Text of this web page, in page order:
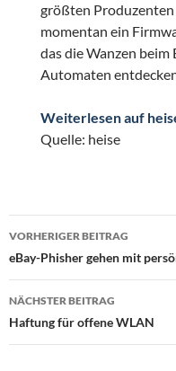
größten
momentan ein
das die Wanzen beim
Automaten
Weiterlesen auf
Quelle: heise
VORHERIGER BEITRAG
eBay-Phisher gehen mit
NÄCHSTER BEITRAG
Haftung für offene WLAN